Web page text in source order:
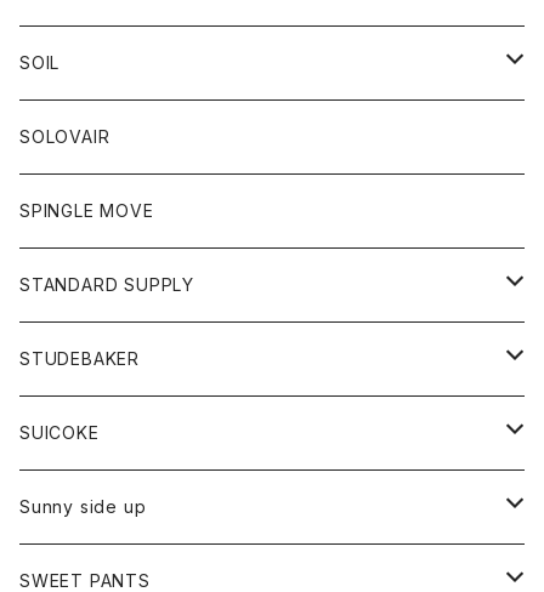
ボトム
ワンピース
トップス
Tシャツ
トレーナー
ボトム
ショートパンツ
スカート
レディース
スカート
Tシャツ
アクセサリー
バック
カーディガン
コート
グッズ
ネクタイ
グローブ
アクセサリー
トップス
カットソー
カーディガン
ボトム
ショートパンツ
パンツ
レディース
カットソー
カーディガン
ボトム
ジーンズ
チノパン
トップス
ポロシャツ
ベスト
靴
SOIL
靴
ワンピース
トップス
カットソー
ボトム
パンツ
オーバーオール
SOLOVAIR
SPINGLE MOVE
STANDARD SUPPLY
財布
バッグ
STUDEBAKER
アクセサリー
ブレスレット
リング
SUICOKE
ブーツ
サンダル
Sunny side up
アウター
SWEET PANTS